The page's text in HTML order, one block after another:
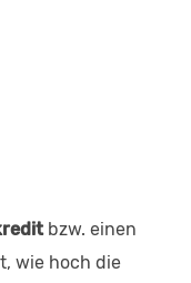
bzw. einen
wie hoch die